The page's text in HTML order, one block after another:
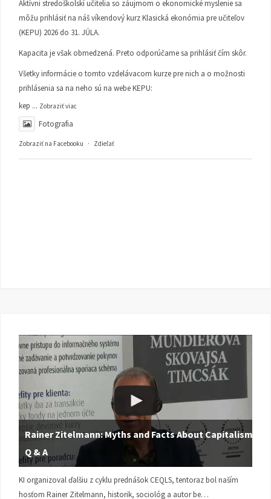
Aktívni stredoškolskí učitelia so záujmom o ekonomické myslenie sa
môžu prihlásiť na náš víkendový kurz Klasická ekonómia pre učiteľov
(KEPU) 2026 do 31. JÚLA.
Kapacita je však obmedzená. Preto odporúčame sa prihlásiť čím skôr.
Všetky informácie o tomto vzdelávacom kurze pre nich a o možnosti
prihlásenia sa na neho sú na webe KEPU:
kep ... Zobraziť viac
Fotografia
Zobraziť na Facebooku · Zdieľať
Rainer Zitelmann: Myths and Facts About Capitalism |
Q & A
KI organizoval ďalšiu z cyklu prednášok CEQLS, tentoraz bol naším
hosťom Rainer Zitelmann, historik, sociológ a autor be…